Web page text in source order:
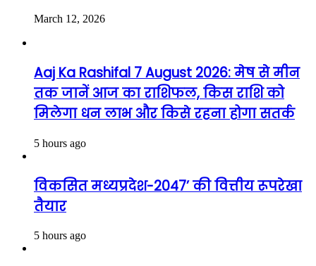
March 12, 2026
Aaj Ka Rashifal 7 August 2026: मेष से मीन
तक जानें आज का राशिफल, किस राशि को
मिलेगा धन लाभ और किसे रहना होगा सतर्क
5 hours ago
विकसित मध्यप्रदेश-2047’ की वित्तीय रूपरेखा
तैयार
5 hours ago